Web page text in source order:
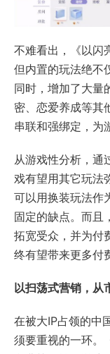
不难看出，《以闪
但内置的玩法绝不
同时，增加了大量
密、恋爱养成等其
串联和强绑定，为
从游戏性分析，通
戏有望用其它玩法
可以用换装玩法作
固定的缺点。而且
拓宽受众，并为付
终有望带来更多付
以扫荡式营销，从
在被大IP占领的中
须要重视的一环。